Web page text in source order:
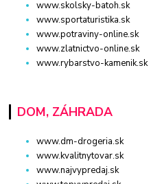
www.skolsky-batoh.sk
www.sportaturistika.sk
www.potraviny-online.sk
www.zlatnictvo-online.sk
www.rybarstvo-kamenik.sk
DOM, ZÁHRADA
www.dm-drogeria.sk
www.kvalitnytovar.sk
www.najvypredaj.sk